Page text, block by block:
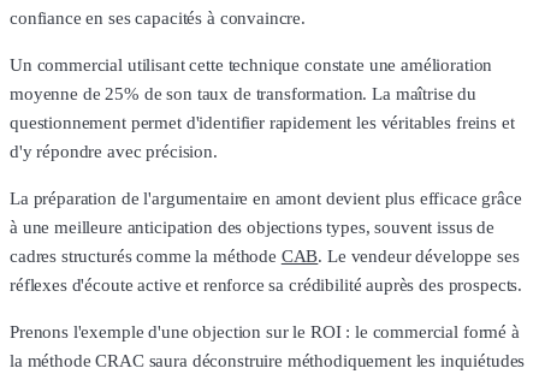
confiance en ses capacités à convaincre.
Un commercial utilisant cette technique constate une amélioration
moyenne de 25% de son taux de transformation. La maîtrise du
questionnement permet d'identifier rapidement les véritables freins et
d'y répondre avec précision.
La préparation de l'argumentaire en amont devient plus efficace grâce
à une meilleure anticipation des objections types, souvent issus de
cadres structurés comme la méthode CAB. Le vendeur développe ses
réflexes d'écoute active et renforce sa crédibilité auprès des prospects.
Prenons l'exemple d'une objection sur le ROI : le commercial formé à
la méthode CRAC saura déconstruire méthodiquement les inquiétudes